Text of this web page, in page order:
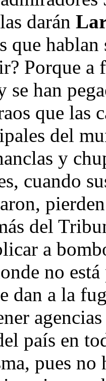
las darán
que
Porque a
se han
que las
del
y
cuando
del
a
no
dan a la
país en
pues